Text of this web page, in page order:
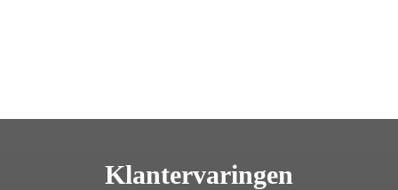
Klantervaringen